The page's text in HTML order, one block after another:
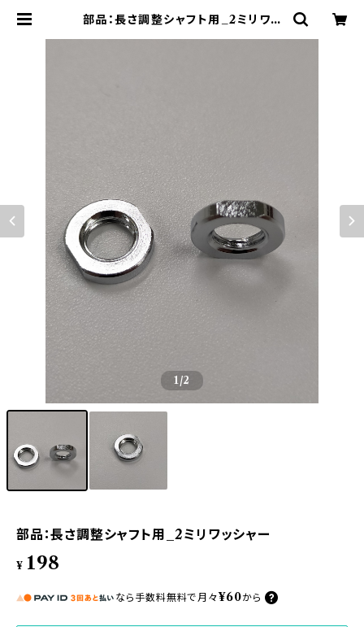
部品：長さ調整シャフト用_2ミリワッ
1/2
部品：長さ調整シャフト用_2ミリワッシャー
¥ 198
なら 手数料無料で 月々¥60から